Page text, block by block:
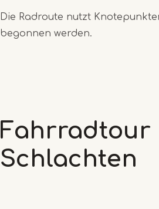
Die Radroute nutzt
begonnen werden.
Fahrradtour
Schlachten